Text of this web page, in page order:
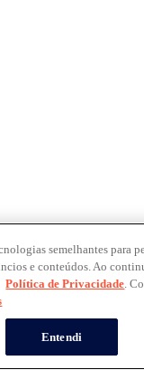
semelhantes para
e conteúdos. Ao
Política de Privacidade.
Entendi